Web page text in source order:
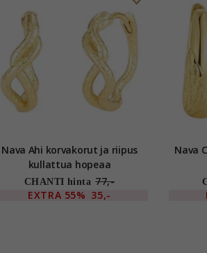
Nava Ahi korvakorut ja riipus
kullattua hopeaa
CHANTI hinta 77,-
EXTRA 55% 35,-
Nava